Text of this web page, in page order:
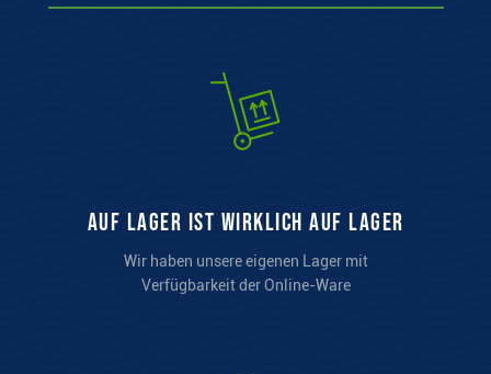
auf Lager ist wirklich auf Lager
Wir haben unsere eigenen Lager mit
Verfügbarkeit der Online-Ware